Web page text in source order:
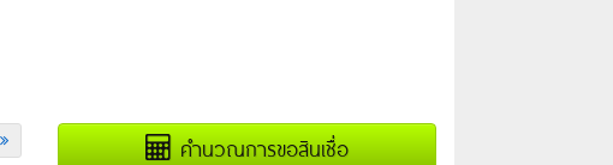
คำนวณการขอสินเชื่อ